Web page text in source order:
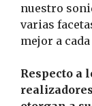
nuestro
varias
mejor a
Respecto a